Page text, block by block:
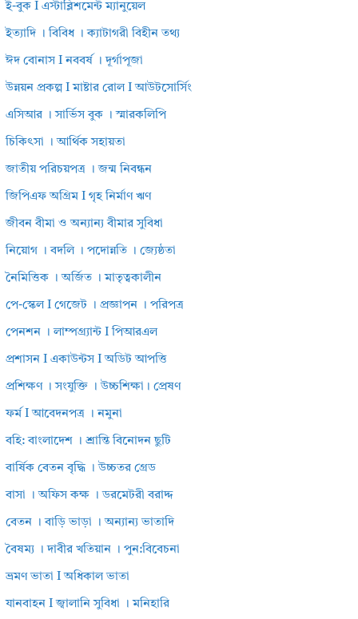
ই-বুক I এস্টাব্লিশমেন্ট ম্যানুয়েল
ইত্যাদি । বিবিধ । ক্যাটাগরী বিহীন তথ্য
ঈদ বোনাস I নববর্ষ । দূর্গাপূজা
উন্নয়ন প্রকল্প I মাষ্টার রোল I আউটসোর্সিং
এসিআর । সার্ভিস বুক । স্মারকলিপি
চিকিৎসা । আর্থিক সহায়তা
জাতীয় পরিচয়পত্র । জন্ম নিবন্ধন
জিপিএফ অগ্রিম I গৃহ নির্মাণ ঋণ
জীবন বীমা ও অন্যান্য বীমার সুবিধা
নিয়োগ । বদলি । পদোন্নতি । জ্যেষ্ঠতা
নৈমিত্তিক । অর্জিত । মাতৃত্বকালীন
পে-স্কেল I গেজেট । প্রজ্ঞাপন । পরিপত্র
পেনশন । লাম্পগ্র্যান্ট I পিআরএল
প্রশাসন I একাউন্টস I অডিট আপত্তি
প্রশিক্ষণ । সংযুক্তি । উচ্চশিক্ষা। প্রেষণ
ফর্ম I আবেদনপত্র । নমুনা
বহি: বাংলাদেশ । শ্রান্তি বিনোদন ছুটি
বার্ষিক বেতন বৃদ্ধি । উচ্চতর গ্রেড
বাসা । অফিস কক্ষ । ডরমেটরী বরাদ্দ
বেতন । বাড়ি ভাড়া । অন্যান্য ভাতাদি
বৈষম্য । দাবীর খতিয়ান । পুন:বিবেচনা
ভ্রমণ ভাতা I অধিকাল ভাতা
যানবাহন I জ্বালানি সুবিধা । মনিহারি